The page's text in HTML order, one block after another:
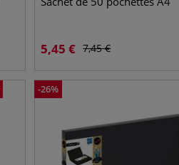
5,45 € 7,45€
-26%